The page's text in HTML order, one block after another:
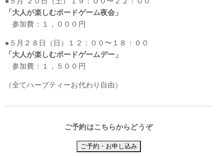
「大人が楽しむボードゲーム夜会」
参加費：１，０００円
●５月２８日（日）１２：００〜１８：００
「大人が楽しむボードゲームデー」
参加費：１，５００円
（全てハーブティーお代わり自由）
ご予約はこちらからどうぞ
ご予約・お申し込み